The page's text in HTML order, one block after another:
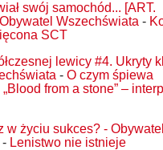
swój samochód... [ART.
Wszechświata -
SCT
lewicy #4. Ukryty
- O czym śpiewa
from a stone” –
w życiu sukces? - Obywatel
- Lenistwo nie istnieje